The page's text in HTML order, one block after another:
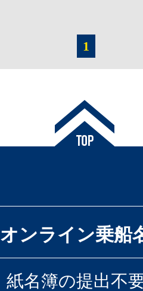
1
オンライン乗船
紙名簿の提出不